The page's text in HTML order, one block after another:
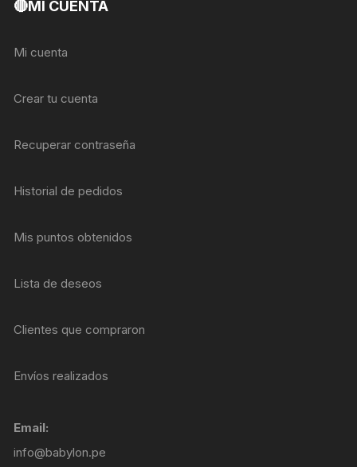
🔴MI CUENTA
Mi cuenta
Crear tu cuenta
Recuperar contraseña
Historial de pedidos
Mis puntos obtenidos
Lista de deseos
Clientes que compraron
Envíos realizados
Email:
info@babylon.pe